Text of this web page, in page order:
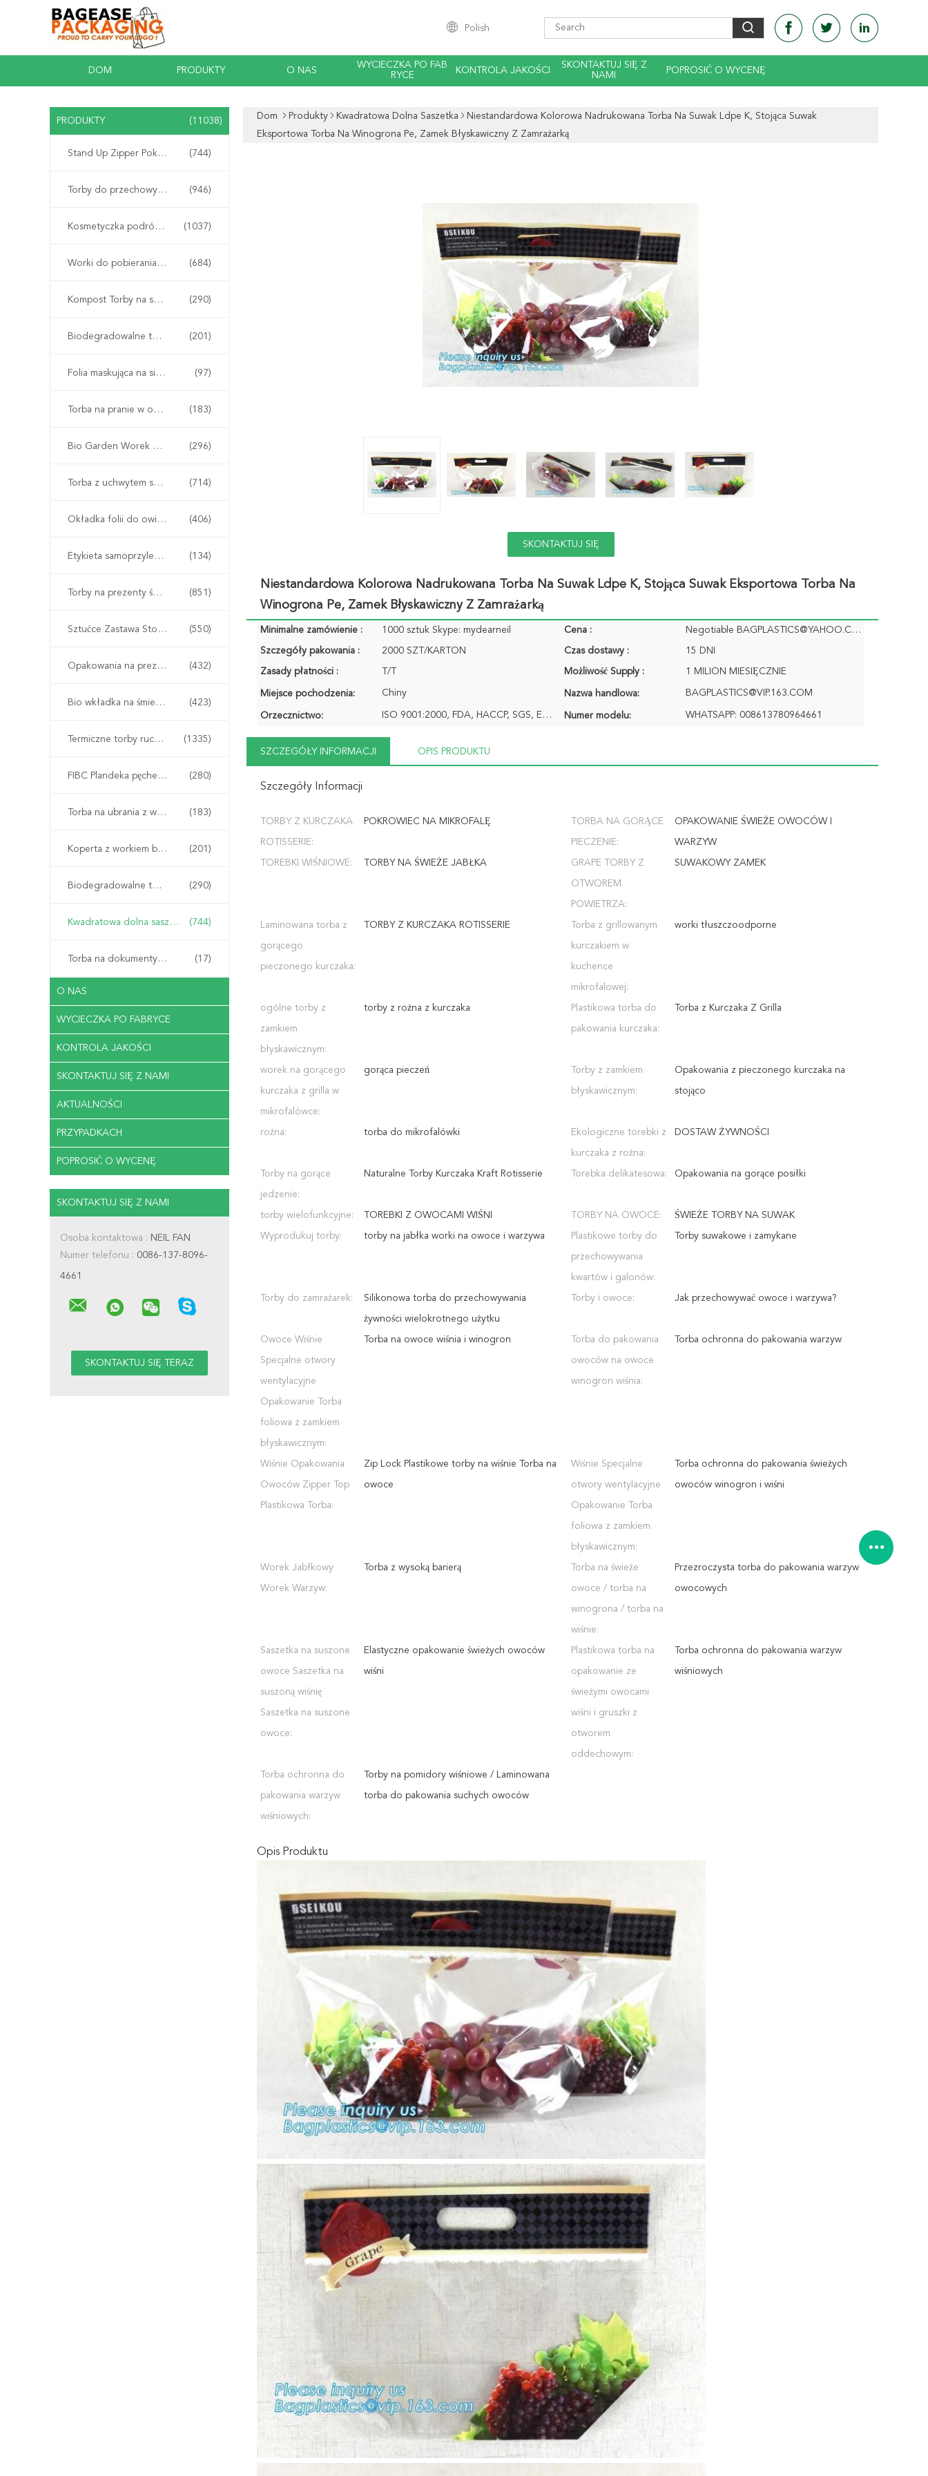
Polish
DOM PRODUKTY O NAS
WYCIECZKA PO FAB
RYCE
KONTROLA JAKOŚCI
SKONTAKTUJ SIĘ Z
NAMI
POPROSIĆ O WYCENĘ
PRODUKTY (11038)
Stand Up Zipper Pokrowiec (744)
Torby do przechowywania suwaków na suwak (946)
Kosmetyczka podróżna do makijażu (1037)
Worki do pobierania próbek Biohazard (684)
Kompost Torby na skrobię kukurydzianą (290)
Biodegradowalne torby pocztowe (201)
Folia maskująca na siedzenie samochodowe (97)
Torba na pranie w opakowaniu odzieży (183)
Bio Garden Worek Grow Bag (296)
Torba z uchwytem shopper Carrier (714)
Okładka folii do owijania rurek (406)
Etykieta samoprzylepna taśmy VOID (134)
Torby na prezenty świąteczne (851)
Sztućce Zastawa Stołowa Zastawa Stołowa (550)
Opakowania na prezenty na żywność (432)
Bio wkładka na śmieci worek na śmieci (423)
Termiczne torby ruchome (1335)
FIBC Plandeka pęcherza (280)
Torba na ubrania z wieszakiem (183)
Koperta z workiem bąbelkowym (201)
Biodegradowalne torby PLA (290)
Kwadratowa dolna saszetka (744)
Torba na dokumenty biurowe (17)
O NAS
WYCIECZKA PO FABRYCE
KONTROLA JAKOŚCI
SKONTAKTUJ SIĘ Z NAMI
AKTUALNOŚCI
PRZYPADKACH
POPROSIĆ O WYCENĘ
SKONTAKTUJ SIĘ Z NAMI
Osoba kontaktowa : NEIL FAN
Numer telefonu : 0086-137-8096-
4661
Dom Produkty Kwadratowa Dolna Saszetka
Niestandardowa Kolorowa Nadrukowana Torba Na Suwak Ldpe K, Stojąca Suwak
Eksportowa Torba Na Winogrona Pe, Zamek Błyskawiczny Z Zamrażarką
SKONTAKTUJ SIĘ
Niestandardowa Kolorowa Nadrukowana Torba Na Suwak Ldpe K, Stojąca Suwak Eksportowa Torba Na
Winogrona Pe, Zamek Błyskawiczny Z Zamrażarką
Minimalne zamówienie : 1000 sztuk Skype: mydearneil Cena : Negotiable BAGPLASTICS@YAHOO.COM
Szczegóły pakowania : 2000 SZT/KARTON Czas dostawy : 15 DNI
Zasady płatności : T/T Możliwość Supply : 1 MILION MIESIĘCZNIE
Miejsce pochodzenia: Chiny Nazwa handlowa: BAGPLASTICS@VIP.163.COM
Orzecznictwo: ISO 9001:2000, FDA, HACCP, SGS, EN13432 Numer modelu: WHATSAPP: 008613780964661
SZCZEGÓŁY INFORMACJI OPIS PRODUKTU
Szczegóły Informacji
TORBY Z KURCZAKA
ROTISSERIE:
POKROWIEC NA MIKROFALĘ TORBA NA GORĄCE
PIECZENIE:
OPAKOWANIE ŚWIEŻE OWOCÓW I
WARZYW
TOREBKI WIŚNIOWE: TORBY NA ŚWIEŻE JABŁKA GRAPE TORBY Z
OTWOREM
POWIETRZA:
SUWAKOWY ZAMEK
Laminowana torba z
gorącego
pieczonego kurczaka:
TORBY Z KURCZAKA ROTISSERIE Torba z grillowanym
kurczakiem w
kuchence
mikrofalowej:
worki tłuszczoodporne
ogólne torby z
zamkiem
błyskawicznym:
torby z rożna z kurczaka Plastikowa torba do
pakowania kurczaka:
Torba z Kurczaka Z Grilla
worek na gorącego
kurczaka z grilla w
mikrofalówce:
gorąca pieczeń Torby z zamkiem
błyskawicznym:
Opakowania z pieczonego kurczaka na
stojąco
rożna: torba do mikrofalówki Ekologiczne torebki z
kurczaka z rożna:
DOSTAW ŻYWNOŚCI
Torby na gorące
jedzenie:
Naturalne Torby Kurczaka Kraft Rotisserie Torebka delikatesowa: Opakowania na gorące posiłki
torby wielofunkcyjne: TOREBKI Z OWOCAMI WIŚNI TORBY NA OWOCE: ŚWIEŻE TORBY NA SUWAK
Wyprodukuj torby: torby na jabłka worki na owoce i warzywa Plastikowe torby do
przechowywania
kwartów i galonów:
Torby suwakowe i zamykane
Torby do zamrażarek: Silikonowa torba do przechowywania
żywności wielokrotnego użytku
Torby i owoce: Jak przechowywać owoce i warzywa?
Owoce Wiśnie
Specjalne otwory
wentylacyjne
Opakowanie Torba
foliowa z zamkiem
błyskawicznym:
Torba na owoce wiśnia i winogron Torba do pakowania
owoców na owoce
winogron wiśnia:
Torba ochronna do pakowania warzyw
Wiśnie Opakowania
Owoców Zipper Top
Plastikowa Torba:
Zip Lock Plastikowe torby na wiśnie Torba na
owoce
Wiśnie Specjalne
otwory wentylacyjne
Opakowanie Torba
foliowa z zamkiem
błyskawicznym:
Torba ochronna do pakowania świeżych
owoców winogron i wiśni
Worek Jabłkowy
Worek Warzyw:
Torba z wysoką barierą Torba na świeże
owoce / torba na
winogrona / torba na
wiśnie:
Przezroczysta torba do pakowania warzyw
owocowych
Saszetka na suszone
owoce Saszetka na
suszoną wiśnię
Saszetka na suszone
owoce:
Elastyczne opakowanie świeżych owoców
wiśni
Plastikowa torba na
opakowanie ze
świeżymi owocami
wiśni i gruszki z
otworem
oddechowym:
Torba ochronna do pakowania warzyw
wiśniowych
Torba ochronna do
pakowania warzyw
wiśniowych:
Torby na pomidory wiśniowe / Laminowana
torba do pakowania suchych owoców
Opis Produktu